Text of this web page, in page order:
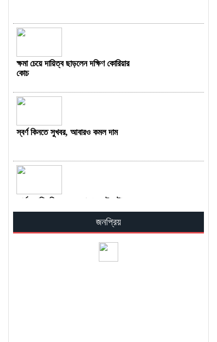
ক্ষমা চেয়ে দায়িত্ব ছাড়লেন দক্ষিণ কোরিয়ার
কোচ
স্বর্ণ কিনতে সুখবর, আবারও কমল দাম
জার্মান গণিতবিদের ভুল ধরা পড়তেই কটাক্ষ
ছুড়লেন নেইমার
জনপ্রিয়